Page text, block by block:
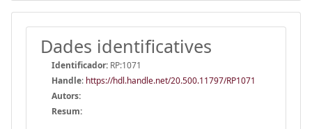
Dades identificatives
Identificador: RP:1071
Handle: https://hdl.handle.net/20.500.11797/RP1071
Autors:
Resum: